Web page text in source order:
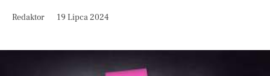
Redaktor 19 Lipca 2024